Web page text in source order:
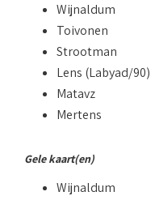
Wijnaldum
Toivonen
Strootman
Lens (Labyad/90)
Matavz
Mertens
Gele kaart(en)
Wijnaldum